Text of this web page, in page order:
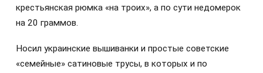
крестьянская рюмка «на троих», а по сути недомерок
на 20 граммов.
Носил украинские вышиванки и простые советские
«семейные» сатиновые трусы, в которых и по